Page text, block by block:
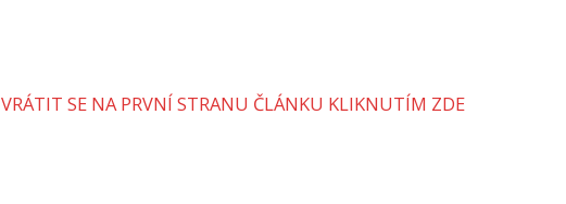
VRÁTIT SE NA PRVNÍ STRANU ČLÁNKU KLIKNUTÍM ZDE